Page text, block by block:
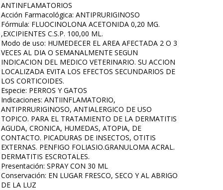
ANTINFLAMATORIOS
Acción Farmacológica: ANTIPRURIGINOSO
Fórmula: FLUOCINOLONA ACETONIDA 0,20 MG.
,EXCIPIENTES C.S.P. 100,00 ML.
Modo de uso: HUMEDECER EL AREA AFECTADA 2 O 3
VECES AL DIA O SEMANALMENTE SEGUN
INDICACION DEL MEDICO VETERINARIO. SU ACCION
LOCALIZADA EVITA LOS EFECTOS SECUNDARIOS DE
LOS CORTICOIDES.
Especie: PERROS Y GATOS
Indicaciones: ANTIINFLAMATORIO,
ANTIPRRURIGINOSO, ANTIALERGICO DE USO
TOPICO. PARA EL TRATAMIENTO DE LA DERMATITIS
AGUDA, CRONICA, HUMEDAS, ATOPIA, DE
CONTACTO. PICADURAS DE INSECTOS, OTITIS
EXTERNAS. PENFIGO FOLIASIO.GRANULOMA ACRAL.
DERMATITIS ESCROTALES.
Presentación: SPRAY CON 30 ML
Conservación: EN LUGAR FRESCO, SECO Y AL ABRIGO
DE LA LUZ